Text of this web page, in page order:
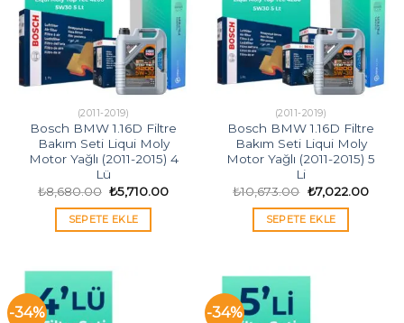
(2011-2019)
Bosch BMW 1.16D Filtre
Bakım Seti Liqui Moly
Motor Yağlı (2011-2015) 4
Lü
₺8,680.00 Orijinal
fiyat:
₺8,680.00.
₺5,710.00Şu
SEPETE EKLE
(2011-2019)
Bosch BMW 1.16D Filtre
Bakım Seti Liqui Moly
Motor Yağlı (2011-2015) 5
Li
₺10,673.00 Orijinal
fiyat:
₺10,673.00.
₺7,022.00Şu
SEPETE EKLE
-34% -34%